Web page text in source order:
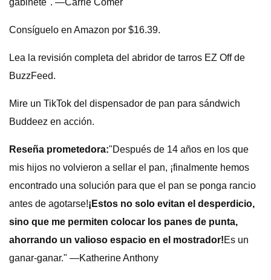
gabinete". —Carrie Comer
Consíguelo en Amazon por $16.39.
Lea la revisión completa del abridor de tarros EZ Off de
BuzzFeed.
Mire un TikTok del dispensador de pan para sándwich
Buddeez en acción.
Reseña prometedora:"Después de 14 años en los que
mis hijos no volvieron a sellar el pan, ¡finalmente hemos
encontrado una solución para que el pan se ponga rancio
antes de agotarse!¡Estos no solo evitan el desperdicio,
sino que me permiten colocar los panes de punta,
ahorrando un valioso espacio en el mostrador!Es un
ganar-ganar." —Katherine Anthony